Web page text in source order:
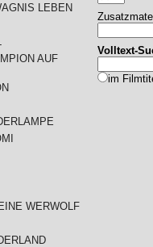
LEBEN
AUF
WERWOLF
Volltext-
im